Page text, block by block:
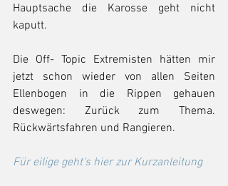
Hauptsache die Karosse geht nicht
kaputt.
Die Off- Topic Extremisten hätten mir
jetzt schon wieder von allen Seiten
Ellenbogen in die Rippen gehauen
deswegen: Zurück zum Thema.
Rückwärtsfahren und Rangieren.
Für eilige geht's hier zur Kurzanleitung